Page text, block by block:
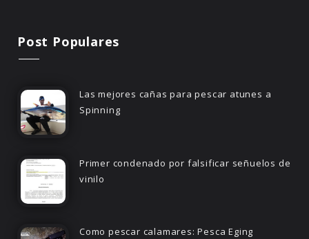
Post Populares
Las mejores cañas para pescar atunes a
Spinning
Primer condenado por falsificar señuelos de
vinilo
Como pescar calamares: Pesca Eging